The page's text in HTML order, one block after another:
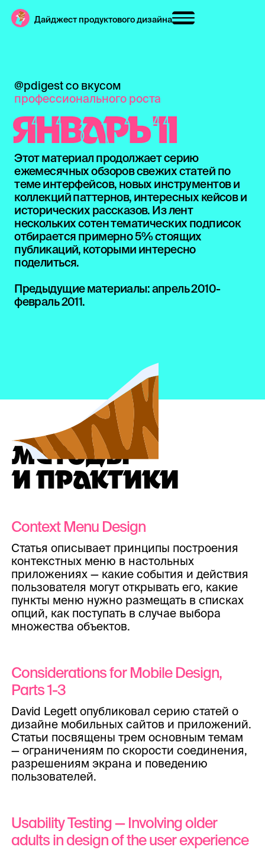
Дайджест продуктового дизайна
@pdigest со вкусом
профессионального роста
ЯНВАРЬ '11
Этот материал продолжает серию
ежемесячных обзоров свежих статей по
теме интерфейсов, новых инструментов и
коллекций паттернов, интересных кейсов и
исторических рассказов. Из лент
нескольких сотен тематических подписок
отбирается примерно 5% стоящих
публикаций, которыми интересно
поделиться.
Предыдущие материалы:апрель 2010-
февраль 2011.
МЕТОДЫ
И ПРАКТИКИ
Context Menu Design
Статья описывает принципы построения
контекстных меню в настольных
приложениях — какие события и действия
пользователя могут открывать его, какие
пункты меню нужно размещать в списках
опций, как поступать в случае выбора
множества объектов.
Considerations for Mobile Design,
Parts 1-3
David Legett опубликовал серию статей о
дизайне мобильных сайтов и приложений.
Статьи посвящены трем основным темам
— ограничениям по скорости соединения,
разрешениям экрана и поведению
пользователей.
Usability Testing — Involving older
adults in design of the user experience